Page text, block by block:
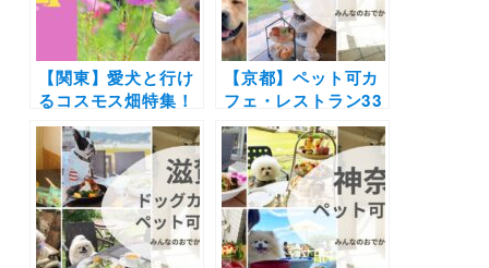
【関東】愛犬と行け
るコスモス畑特集！
見頃やイベント情報
もご紹介（実際のお
でかけレポートもあ
り）
【京都】ペット可カ
フェ・レストラン33
選！店内OKの和菓
子店やドッグラン付
きのカフェまとめ｜
実際のおでかけレポ
ート付き